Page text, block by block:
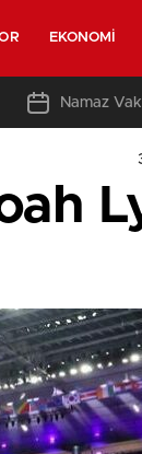
EKONOMI
Namaz